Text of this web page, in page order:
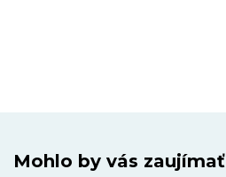
Mohlo by vás zaujímať